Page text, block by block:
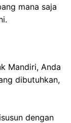
mana saja
Mandiri, Anda
dibutuhkan,
dengan